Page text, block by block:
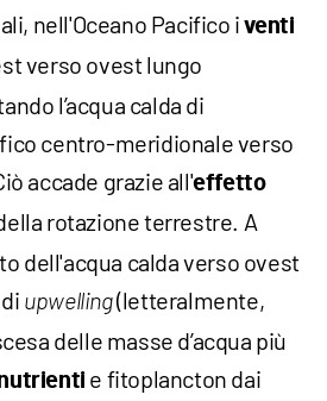
nell'Oceano Pacifico iventi
verso ovest lungo
l’acqua calda di
centro-meridionale verso
accade grazie all'effetto
rotazione terrestre. A
dell'acqua calda verso ovest
upwelling(letteralmente,
delle masse d’acqua più
e fitoplancton dai